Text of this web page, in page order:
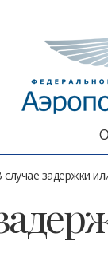
случае задержки